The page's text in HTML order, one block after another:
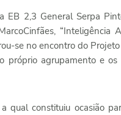
2,3 General Serpa
“Inteligência
se no encontro do
agrupamento e
qual constituiu ocasião